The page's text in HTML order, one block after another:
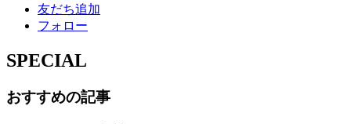
友だち追加
フォロー
SPECIAL
おすすめの記事